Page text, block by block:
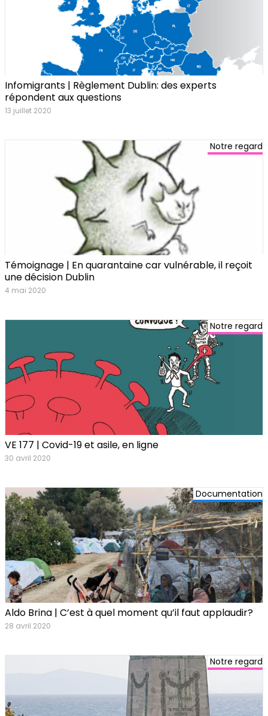
Infomigrants | Règlement Dublin: des experts
répondent aux questions
13 juillet 2020
Notre regard
Témoignage | En quarantaine car vulnérable, il reçoit
une décision Dublin
4 mai 2020
Notre regard
VE 177 | Covid-19 et asile, en ligne
30 avril 2020
Documentation
Aldo Brina | C’est à quel moment qu’il faut applaudir?
28 avril 2020
Notre regard